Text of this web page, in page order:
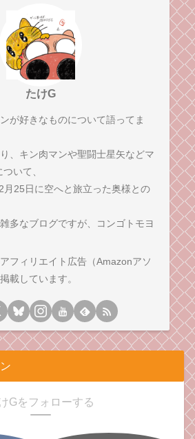
たけG
が好きなものについて語ってま
、キン肉マンや聖闘士星矢などマ
いて、
月25日に空へと旅立った奥様との
多なブログですが、コンゴトモヨ
フィリエイト広告（Amazonアソ
載しています。
Gをフォローする